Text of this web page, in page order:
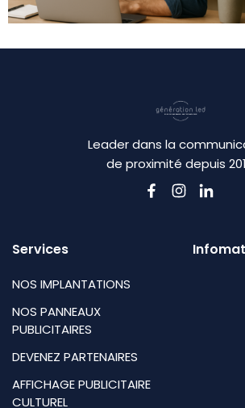
Leader dans la
de proximité depuis
Services
NOS IMPLANTATIONS
NOS PANNEAUX
PUBLICITAIRES
DEVENEZ PARTENAIRES
AFFICHAGE PUBLICITAIRE
CULTUREL